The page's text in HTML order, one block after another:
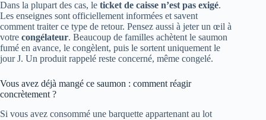
Dans la plupart des cas, le ticket de caisse n’est pas exigé.
Les enseignes sont officiellement informées et savent
comment traiter ce type de retour. Pensez aussi à jeter un œil à
votre congélateur. Beaucoup de familles achètent le saumon
fumé en avance, le congèlent, puis le sortent uniquement le
jour J. Un produit rappelé reste concerné, même congelé.
Vous avez déjà mangé ce saumon : comment réagir
concrètement ?
Si vous avez consommé une barquette appartenant au lot